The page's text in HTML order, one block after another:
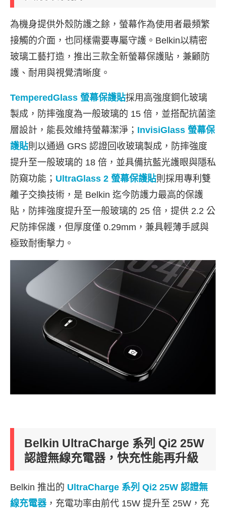
為機身提供外殼防護之餘，螢幕作為使用者最頻繁
接觸的介面，也同樣需要專屬守護。Belkin以精密
玻璃工藝打造，推出三款全新螢幕保護貼，兼顧防
護、耐用與視覺清晰度。
TemperedGlass 螢幕保護貼採用高強度鋼化玻璃
製成，防摔強度為一般玻璃的 15 倍，並搭配抗菌塗
層設計，能長效維持螢幕潔淨； InvisiGlass 螢幕保
護貼則以通過 GRS 認證回收玻璃製成，防摔強度
提升至一般玻璃的 18 倍，並具備抗藍光護眼與隱私
防窺功能； UltraGlass 2 螢幕保護貼則採用專利雙
離子交換技術，是 Belkin 迄今防護力最高的保護
貼，防摔強度提升至一般玻璃的 25 倍，提供 2.2 公
尺防摔保護，但厚度僅 0.29mm，兼具輕薄手感與
極致耐衝擊力。
Belkin UltraCharge 系列 Qi2 25W
認證無線充電器，快充性能再升級
Belkin 推出的 UltraCharge 系列 Qi2 25W 認證無
線充電器 ，充電功率由前代 15W 提升至 25W，充